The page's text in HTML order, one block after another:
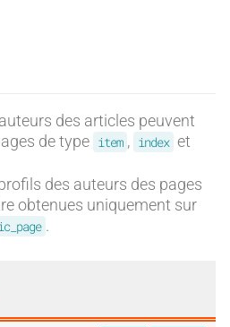
des articles peuvent
de type item , index et
des auteurs des pages
obtenues uniquement sur
.